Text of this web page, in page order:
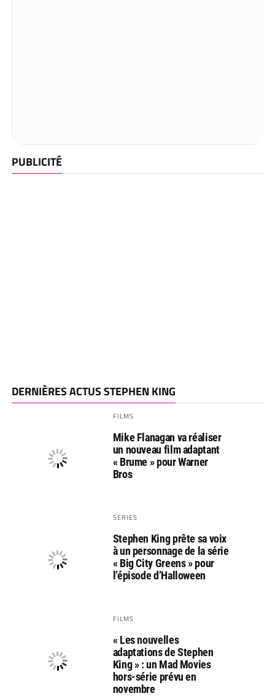
PUBLICITÉ
DERNIÈRES ACTUS STEPHEN KING
FILMS
Mike Flanagan va réaliser
un nouveau film adaptant
« Brume » pour Warner
Bros
SERIES
Stephen King prête sa voix
à un personnage de la série
« Big City Greens » pour
l’épisode d’Halloween
FILMS
« Les nouvelles
adaptations de Stephen
King » : un Mad Movies
hors-série prévu en
novembre